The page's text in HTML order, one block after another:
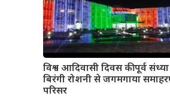
विश्व आदिवासी दिवस की पूर्व
बिरंगी रोशनी से जगमगाया
परिसर